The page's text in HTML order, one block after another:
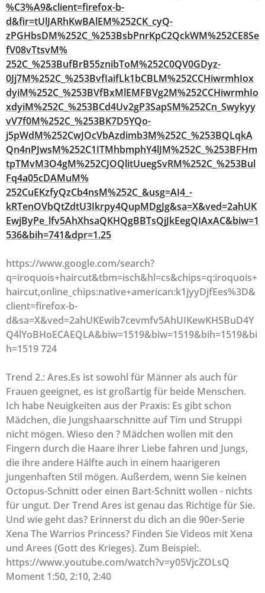
%C3%A9&client=firefox-b-
d&fir=tUlJARhKwBAlEM%252CK_cyQ-
zPGHbsDM%252C_%253BsbPnrKpC2QckWM%252CE8Se
fV08vTtsvM%
252C_%253BufBrB55znibToM%252C0QV0GDyz-
0Jj7M%252C_%253BvfIaifLk1bCBLM%252CCHiwrmhIox
dyiM%252C_%253BVfBxMlEMFBVg2M%252CCHiwrmhIo
xdyiM%252C_%253BCd4Uv2gP3SapSM%252Cn_Swykyy
vV7f0M%252C_%253BK7D5YQo-
j5pWdM%252CwJOcVbAzdimb3M%252C_%253BQLqkA
Qn4nPJwsM%252C1ITMhbmphY4lJM%252C_%253BFHm
tpTMvM3O4gM%252CJOQlitUuegSvRM%252C_%253Bul
Fq4a05cDAMuM%
252CuEKzfyQzCb4nsM%252C_&usg=AI4_-
kRTenOVbQtZdtU3Ikrpy4QupMDgJg&sa=X&ved=2ahUK
EwjByPe_lfv5AhXhsaQKHQgBBTsQjJkEegQIAxAC&biw=1
536&bih=741&dpr=1.25
https://www.google.com/search?
q=iroquois+haircut&tbm=isch&hl=cs&chips=q:iroquois+
haircut,online_chips:native+american:k1jyyDjfEes%3D&
client=firefox-b-
d&sa=X&ved=2ahUKEwib7cevmfv5AhUIKewKHSBuD4Y
Q4lYoBHoECAEQLA&biw=1519&biw=1519&bih=1519&bi
h=1519 724
Trend 2.: Ares.Es ist sowohl für Männer als auch für
Frauen geeignet, es ist großartig für beide Menschen.
Ich habe Neuigkeiten aus der Praxis: Es gibt schon
Mädchen, die Jungshaarschnitte auf Tim und Struppi
nicht mögen. Wieso den ? Mädchen wollen mit den
Fingern durch die Haare ihrer Liebe fahren und Jungs,
die ihre andere Hälfte auch in einem haarigeren
jungenhaften Stil mögen. Außerdem, wenn Sie keinen
Octopus-Schnitt oder einen Bart-Schnitt wollen - nichts
für ungut. Der Trend Ares ist genau das Richtige für Sie.
Und wie geht das? Erinnerst du dich an die 90er-Serie
Xena The Warrios Princess? Finden Sie Videos mit Xena
und Arees (Gott des Krieges). Zum Beispiel:.
https://www.youtube.com/watch?v=y05VjcZOLsQ
Moment 1:50, 2:10, 2:40